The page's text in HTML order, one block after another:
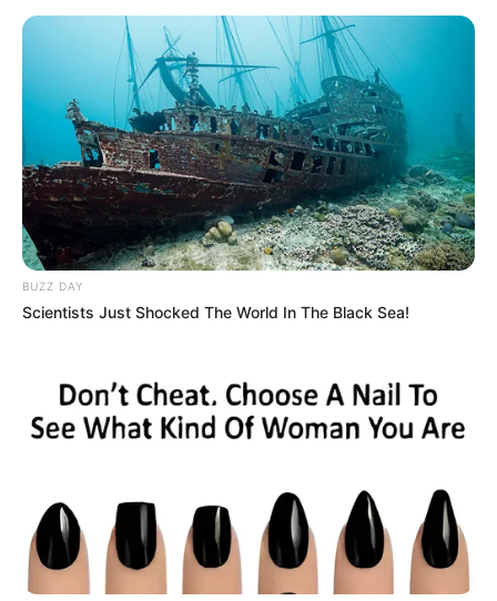
BUZZ DAY
Scientists Just Shocked The World In The Black Sea!